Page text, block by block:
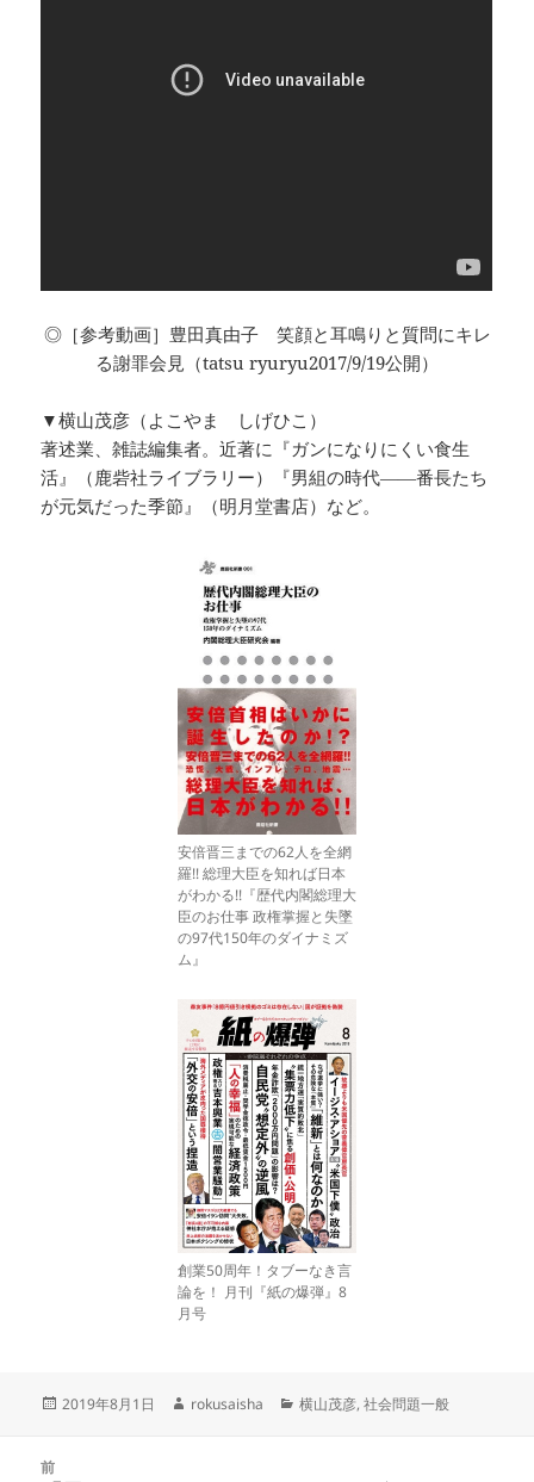
◎［参考動画］豊田真由子 笑顔と耳鳴りと質問にキレ
る謝罪会見（tatsu ryuryu2017/9/19公開）
▼横山茂彦（よこやま しげひこ）
著述業、雑誌編集者。近著に『ガンになりにくい食生
活』（鹿砦社ライブラリー）『男組の時代――番長たち
が元気だった季節』（明月堂書店）など。
安倍晋三までの62人を全網
羅!! 総理大臣を知れば日本
がわかる!!『歴代内閣総理大
臣のお仕事 政権掌握と失墜
の97代150年のダイナミズ
ム』
創業50周年！タブーなき言
論を！ 月刊『紙の爆弾』8
月号
投
2019年8月1日
作
rokusaisha
カ
横山茂彦,社会問題一般
前